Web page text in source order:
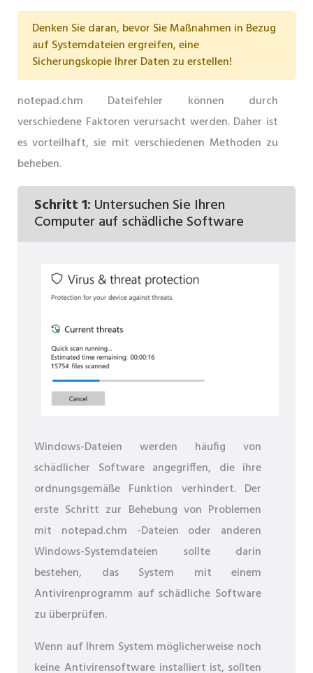
Denken Sie daran, bevor Sie Maßnahmen in Bezug
auf Systemdateien ergreifen, eine
Sicherungskopie Ihrer Daten zu erstellen!
notepad.chm Dateifehler können durch
verschiedene Faktoren verursacht werden. Daher ist
es vorteilhaft, sie mit verschiedenen Methoden zu
beheben.
Schritt 1: Untersuchen Sie Ihren
Computer auf schädliche Software
Windows-Dateien werden häufig von
schädlicher Software angegriffen, die ihre
ordnungsgemäße Funktion verhindert. Der
erste Schritt zur Behebung von Problemen
mit notepad.chm -Dateien oder anderen
Windows-Systemdateien sollte darin
bestehen, das System mit einem
Antivirenprogramm auf schädliche Software
zu überprüfen.
Wenn auf Ihrem System möglicherweise noch
keine Antivirensoftware installiert ist, sollten